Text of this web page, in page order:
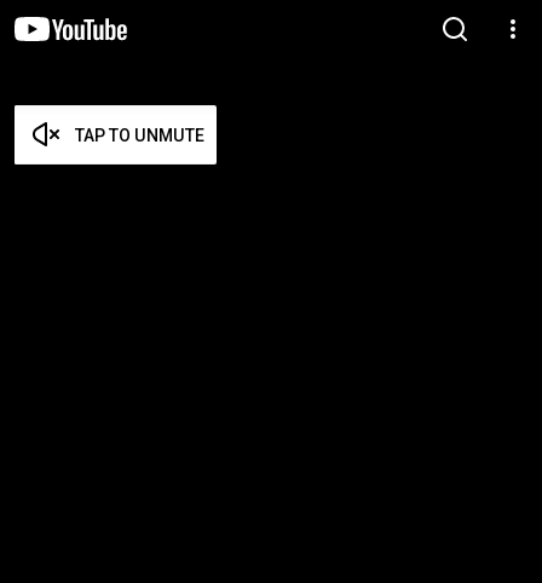
TAP TO UNMUTE